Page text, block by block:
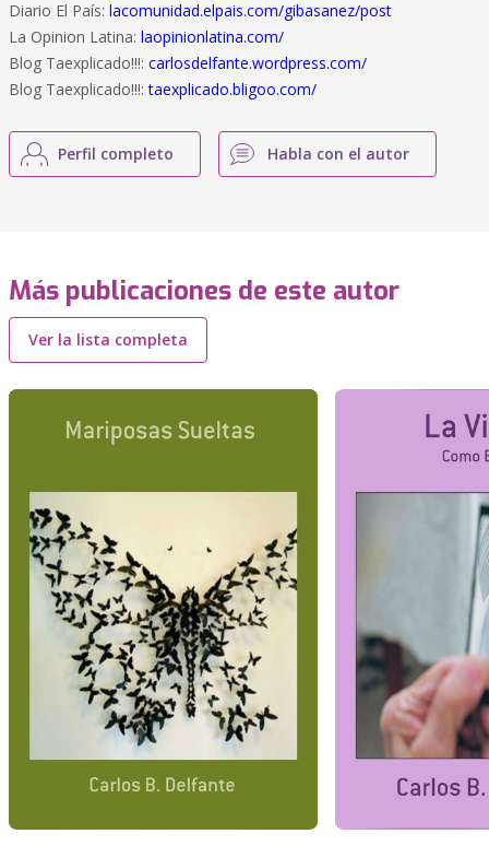
Diario El País: lacomunidad.elpais.com/gibasanez/post
La Opinion Latina: laopinionlatina.com/
Blog Taexplicado!!!: carlosdelfante.wordpress.com/
Blog Taexplicado!!!:taexplicado.bligoo.com/
Perfil completo Habla con el autor
Más publicaciones de este autor
Ver la lista completa